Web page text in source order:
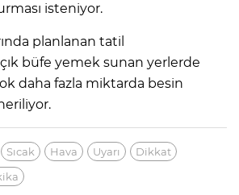
isteniyor.
planlanan tatil
büfe yemek sunan yerlerde
daha fazla miktarda besin
Sıcak Hava Uyarı
Dikkat